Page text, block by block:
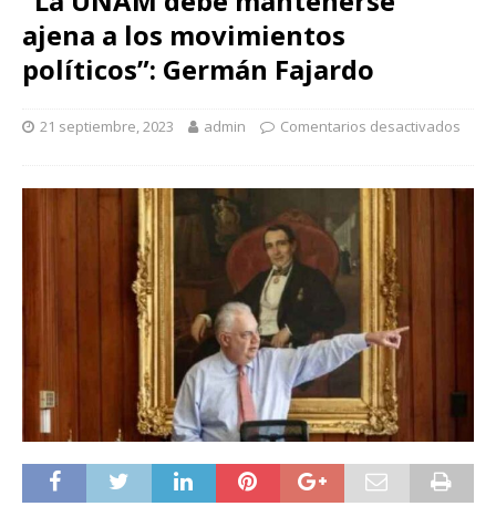
ajena a los movimientos
políticos”: Germán Fajardo
21 septiembre, 2023 admin Comentarios desactivados